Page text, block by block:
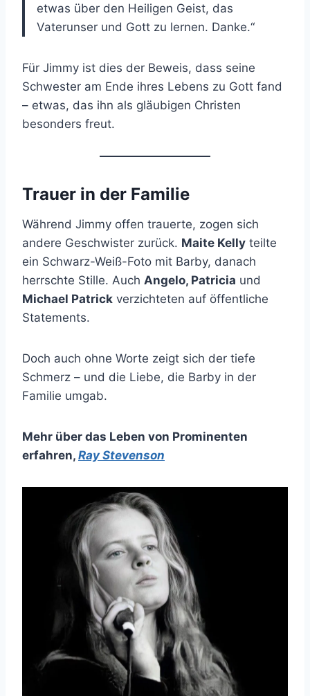
etwas über den Heiligen Geist, das
Vaterunser und Gott zu lernen. Danke.“
Für Jimmy ist dies der Beweis, dass seine
Schwester am Ende ihres Lebens zu Gott fand
– etwas, das ihn als gläubigen Christen
besonders freut.
Trauer in der Familie
Während Jimmy offen trauerte, zogen sich
andere Geschwister zurück. Maite Kelly teilte
ein Schwarz-Weiß-Foto mit Barby, danach
herrschte Stille. Auch Angelo, Patricia und
Michael Patrick verzichteten auf öffentliche
Statements.
Doch auch ohne Worte zeigt sich der tiefe
Schmerz – und die Liebe, die Barby in der
Familie umgab.
Mehr über das Leben von Prominenten
erfahren, Ray Stevenson